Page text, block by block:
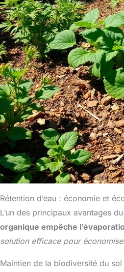
Rétention d’eau : économie et
L’un des principaux avantages
organique empêche
solution efficace pour
Maintien de la biodiversité du sol